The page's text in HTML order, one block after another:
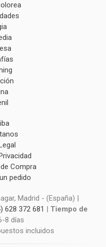
Compra
pedido
Madrid - (España) |
628 372 681 | Tiempo de
8 días
incluidos